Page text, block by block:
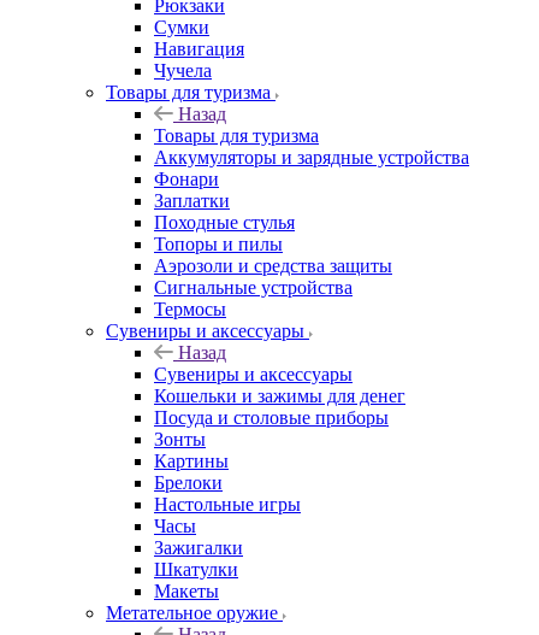
Рюкзаки
Сумки
Навигация
Чучела
Товары для туризма
Назад
Товары для туризма
Аккумуляторы и зарядные устройства
Фонари
Заплатки
Походные стулья
Топоры и пилы
Аэрозоли и средства защиты
Сигнальные устройства
Термосы
Сувениры и аксессуары
Назад
Сувениры и аксессуары
Кошельки и зажимы для денег
Посуда и столовые приборы
Зонты
Картины
Брелоки
Настольные игры
Часы
Зажигалки
Шкатулки
Макеты
Метательное оружие